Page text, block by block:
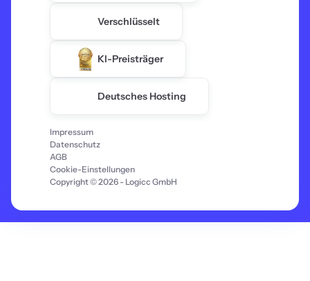
Verschlüsselt
KI-Preisträger
Deutsches Hosting
Copyright ©2026 - Logicc GmbH
Impressum
Datenschutz
AGB
Cookie-Einstellungen